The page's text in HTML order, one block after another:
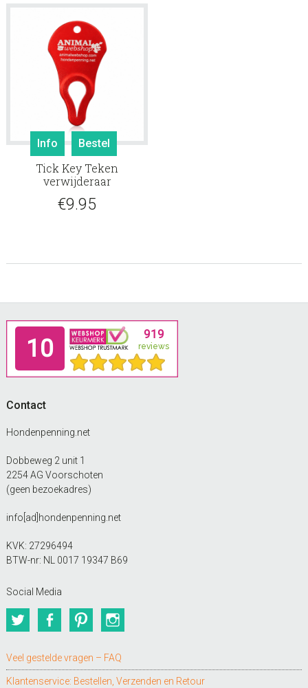
Info Bestel
Tick Key Teken
verwijderaar
€9.95
Footer
Contact
Hondenpenning.net
Dobbeweg 2 unit 1
2254 AG Voorschoten
(geen bezoekadres)
info[ad]hondenpenning.net
KVK: 27296494
BTW-nr: NL 0017 19347 B69
Social Media
TwitterFacebookPinterest
Veel gestelde vragen – FAQ
Klantenservice: Bestellen, Verzenden en Retour